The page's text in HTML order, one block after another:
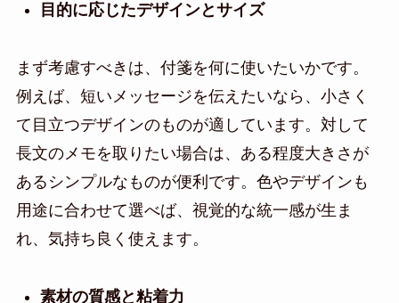
目的に応じたデザインとサイズ
まず考慮すべきは、付箋を何に使いたいかです。
例えば、短いメッセージを伝えたいなら、小さく
て目立つデザインのものが適しています。対して
長文のメモを取りたい場合は、ある程度大きさが
あるシンプルなものが便利です。色やデザインも
用途に合わせて選べば、視覚的な統一感が生ま
れ、気持ち良く使えます。
素材の質感と粘着力